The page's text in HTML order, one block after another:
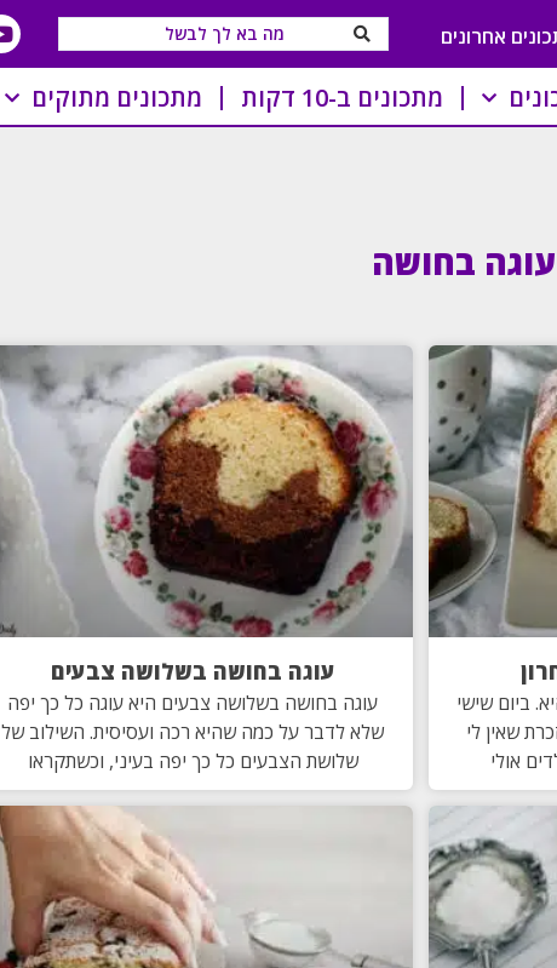
אחרונים
מתכונים ב-10 דקות מתכונים מתוקים
בחושה
ביום שישי
שאין לי
אולי
עוגה בחושה בשלושה צבעים
עוגה בחושה בשלושה צבעים היא עוגה כל כך יפה
שלא לדבר על כמה שהיא רכה ועסיסית. השילוב של
שלושת הצבעים כל כך יפה בעיני, וכשתקראו